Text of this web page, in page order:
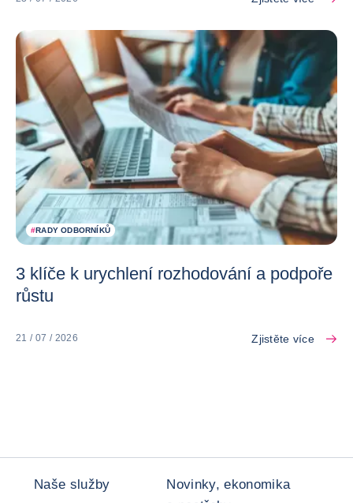
#RADY ODBORNÍKŮ
3 klíče k urychlení rozhodování a podpoře
růstu
21 / 07 / 2026 Zjistěte více
Naše služby
Novinky, ekonomika